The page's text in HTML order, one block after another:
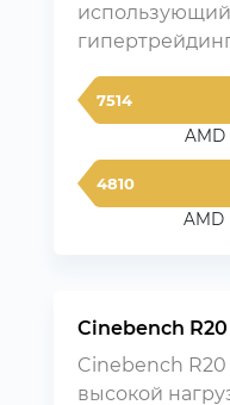
7514
AMD
4810
AMD
Cinebench
Cinebench R20
высокой